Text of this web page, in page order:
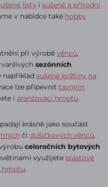
listy i sušené a přírodní
v nabídce také hobby
při výrobě věnců,
sezónních
například sušené květiny na
lze připevnit tavným
i aranžovací hmotu.
krásně jako součást
či dušičkových věnců.
celoročních bytových
využijete plastové
hmotu.